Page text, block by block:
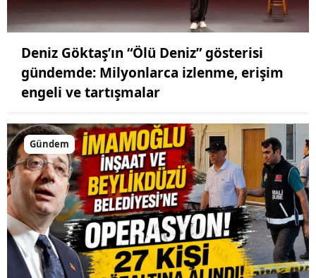
Deniz Göktaş’ın “Ölü Deniz” gösterisi
gündemde: Milyonlarca izlenme, erişim
engeli ve tartışmalar
Gündem